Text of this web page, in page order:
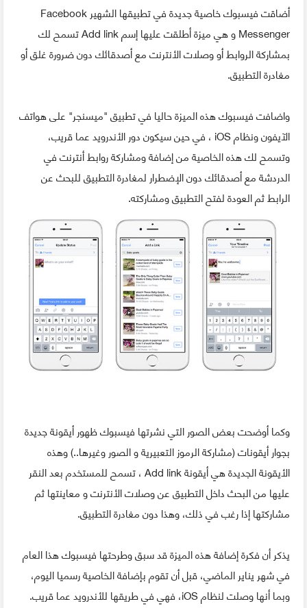
أضاقت فيسبوك خاصية جديدة في تطبيقها الشهير Facebook
Messenger و هي ميزة أطلقت عليها إسم Add link تسمح لك
بمشاركة الروابط أو وصلات الأنترنت مع أصدقائك دون ضرورة غلق أو
مغادرة التطبيق.
واضافت فيسبوك هذه الميزة حاليا في تطبيق "ميسنجر" على هواتف
الآيفون ونظام iOS ، في حين سيكون دور الأندرويد عما قريب،
وتسمح لك هذه الخاصية من إضافة ومشاركة روابط أنترنت في
الدردشة مع أصدقائك دون الإضطرار لمغادرة التطبيق للبحث عن
الرابط ثم العودة لفتح التطبيق ومشاركته.
وكما أوضحت بعض الصور التي نشرتها فيسبوك ظهور أيقونة جديدة
بجوار أيقونات (مشاركة الرموز التعبيرية و الصور وغيرها..) وهذه
الأيقونة الجديدة هي أيقونة Add link ، تسمح للمستخدم بعد النقر
عليها من البحث داخل التطبيق عن وصلات الأنترنت و معاينتها ثم
مشاركتها إذا رغب في ذلك، وهذا دون مغادرة التطبيق.
يذكر أن فكرة إضافة هذه الميزة قد سبق وطرحتها فيسبوك هذا العام
في شهر يناير الماضي، قبل أن تقوم بإضافة الخاصية رسميا اليوم،
وبما أنها وصلت لنظام iOS، فهي في طريقها للأندرويد عما قريب.